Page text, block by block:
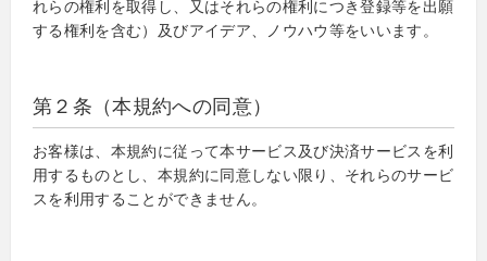
れらの権利を取得し、又はそれらの権利につき登録等を出願
する権利を含む）及びアイデア、ノウハウ等をいいます。
第２条（本規約への同意）
お客様は、本規約に従って本サービス及び決済サービスを利
用するものとし、本規約に同意しない限り、それらのサービ
スを利用することができません。